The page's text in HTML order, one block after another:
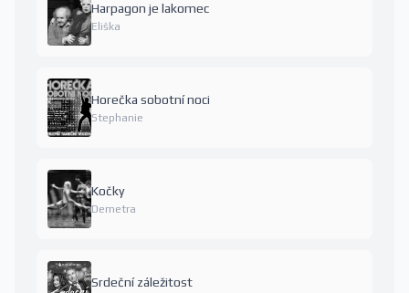
Harpagon je lakomec
Eliška
Horečka sobotní noci
Stephanie
Kočky
Demetra
Srdeční záležitost